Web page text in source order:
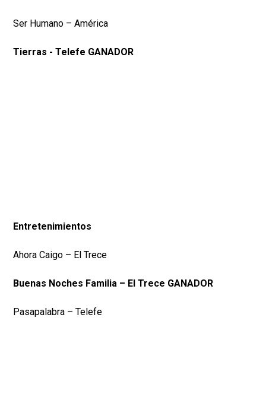
Ser Humano – América
Tierras - Telefe GANADOR
Entretenimientos
Ahora Caigo – El Trece
Buenas Noches Familia – El Trece GANADOR
Pasapalabra – Telefe